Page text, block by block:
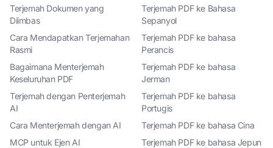
Terjemah Dokumen yang
Diimbas
Cara Mendapatkan Terjemahan
Rasmi
Bagaimana Menterjemah
Keseluruhan PDF
Terjemah dengan Penterjemah
AI
Cara Menterjemah dengan AI
MCP untuk Ejen AI
Terjemah PDF ke Bahasa
Sepanyol
Terjemah PDF ke bahasa
Perancis
Terjemah PDF ke bahasa
Jerman
Terjemah PDF ke bahasa
Portugis
Terjemah PDF ke bahasa Cina
Terjemah PDF ke bahasa Jepun